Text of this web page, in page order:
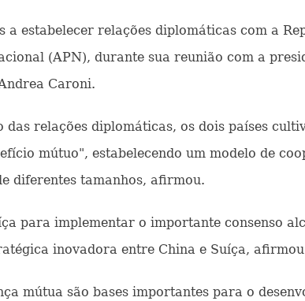
estabelecer relações diplomáticas com a
(APN), durante sua reunião com a
Caroni.
das relações diplomáticas, os dois países
mútuo", estabelecendo um modelo de
diferentes tamanhos, afirmou.
para implementar o importante consenso
inovadora entre China e Suíça,
mútua são bases importantes para o